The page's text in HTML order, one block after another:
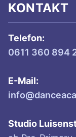
KONTAKT
Telefon:
0611 360 894
E-Mail:
Studio